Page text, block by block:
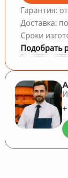
Гарантия:
Доставка:
Сроки
Подобрать